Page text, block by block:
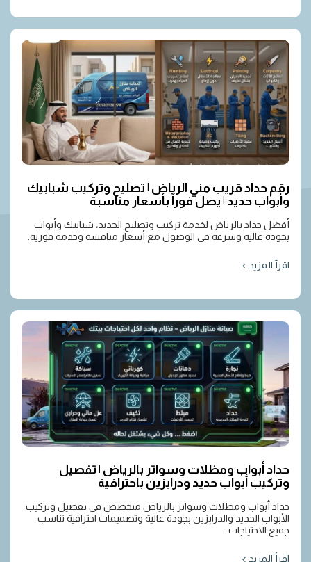
رقم حداد قريب مني الرياض | تصليح وتركيب شبابيك
وأبواب حديد | يصل فوراً بأسعار مناسبة
أفضل حداد بالرياض لخدمة تركيب وتصليح الحديد، شبابيك وأبواب
بجودة عالية وسرعة في الوصول مع أسعار منافسة وخدمة فورية.
اقرأ المزيد
حداد أبواب ومظلات وسواتر بالرياض | تفصيل
وتركيب أبواب حديد ودرابزين باحترافية
حداد أبواب ومظلات وسواتر بالرياض متخصص في تفصيل وتركيب
الأبواب الحديد والدرابزين بجودة عالية وتصميمات احترافية تناسب
جميع الاحتياجات.
اقرأ المزيد